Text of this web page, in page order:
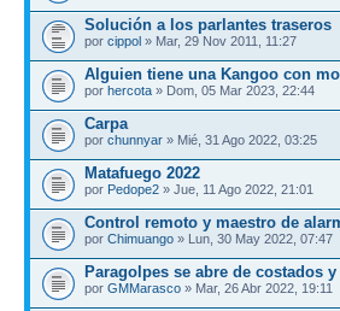
Solución a los parlantes traseros
por cippol » Mar, 29 Nov 2011, 11:27
Alguien tiene una Kangoo con
por hercota » Dom, 05 Mar 2023, 22:44
Carpa
por chunnyar » Mié, 31 Ago 2022, 03:25
Matafuego 2022
por Pedope2 » Jue, 11 Ago 2022, 21:01
Control remoto y maestro de
por Chimuango » Lun, 30 May 2022, 07:47
Paragolpes se abre de costados
por GMMarasco » Mar, 26 Abr 2022, 19:11